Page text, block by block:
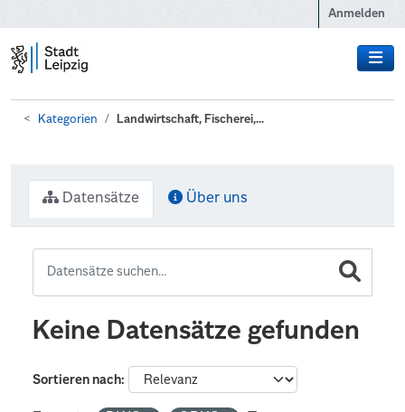
Anmelden
Kategorien Landwirtschaft, Fischerei,...
Datensätze Über uns
Keine Datensätze gefunden
Sortieren nach